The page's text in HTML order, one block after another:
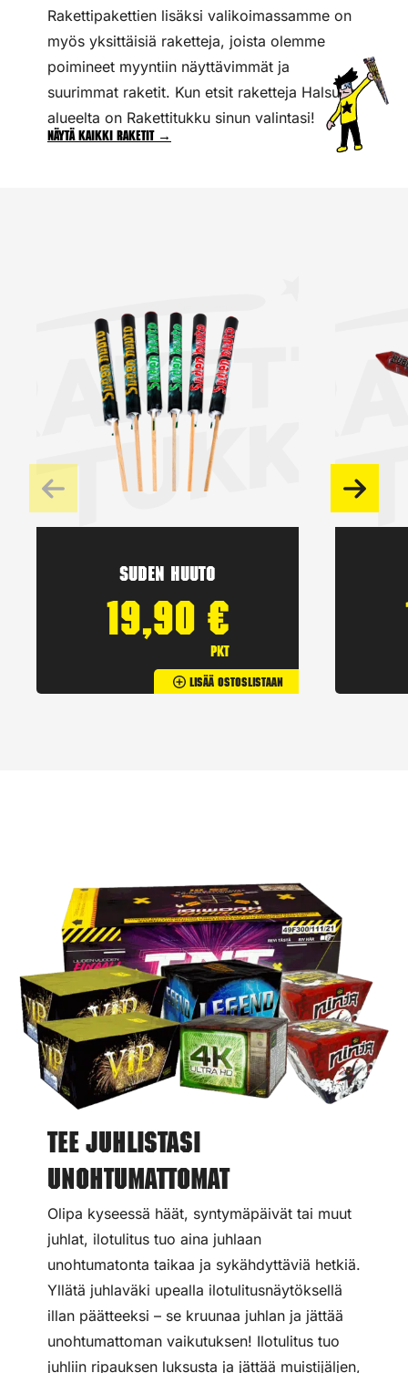
Rakettipakettien lisäksi valikoimassamme on
myös yksittäisiä raketteja, joista olemme
poimineet myyntiin näyttävimmät ja
suurimmat raketit. Kun etsit raketteja Halsuan
alueelta on Rakettitukku sinun valintasi!
Näytä kaikki raketit →
Suden huuto
19,90 €
pkt
Lisää Ostoslistaan
Tee juhlistasi
unohtumattomat
Olipa kyseessä häät, syntymäpäivät tai muut
juhlat, ilotulitus tuo aina juhlaan
unohtumatonta taikaa ja sykähdyttäviä hetkiä.
Yllätä juhlaväki upealla ilotulitusnäytöksellä
illan päätteeksi – se kruunaa juhlan ja jättää
unohtumattoman vaikutuksen! Ilotulitus tuo
juhliin ripauksen luksusta ja jättää muistijäljen,